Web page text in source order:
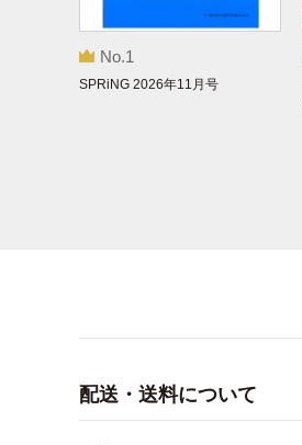
No.1
SPRiNG 2026年11月号
配送・送料について